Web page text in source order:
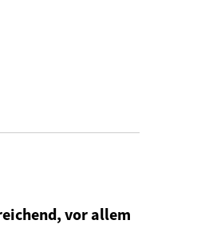
vor allem